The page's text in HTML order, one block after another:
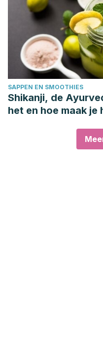
SAPPEN EN SMOOTHIES
Shikanji, de
het en hoe maak je